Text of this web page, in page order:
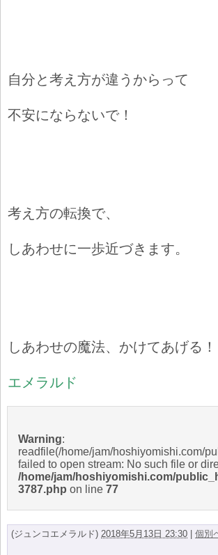
自分と考え方が違うからって
不安にならないで！
考え方の転換で、
しあわせに一歩近づきます。
しあわせの魔法、かけてあげる！
エメラルド
Warning:
readfile(/home/jam/hoshiyomishi.com/
failed to open stream: No such file or
/home/jam/hoshiyomishi.com/
3787.php on line 77
(ジュンコエメラルド) 2018年5月13日 23:30 |個別